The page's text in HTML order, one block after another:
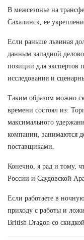
В межсезонье на
Сахалинск, ее
Если раньше львиная
данным западной
позиции для экспертов
исследования и
Таким образом можно
времени состоял из:
максимального
компании, занимаются
поставщиками.
Конечно, я рад и тому,
России и Саудовской
Если работаете в
приходу с работы и
British Dragon со